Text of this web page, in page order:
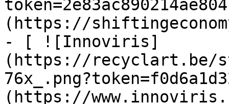
(https://
- [ ![Innoviris]
(https://recyclart.be/
(https://